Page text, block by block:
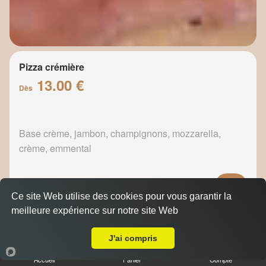
Pizza crémière
Dès 13.00 €
Base crème, jambon, champignons, mozzarella,
crème, emmental
Pizza fermière
Accueil Panier Compte
Ce site Web utilise des cookies pour vous garantir la
meilleure expérience sur notre site Web
J'ai compris